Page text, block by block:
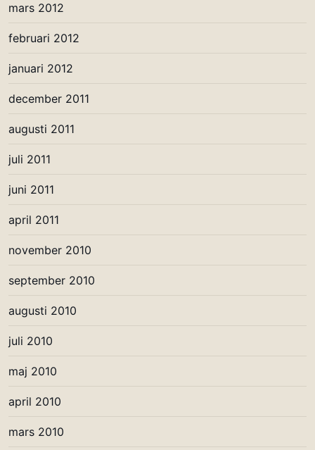
mars 2012
februari 2012
januari 2012
december 2011
augusti 2011
juli 2011
juni 2011
april 2011
november 2010
september 2010
augusti 2010
juli 2010
maj 2010
april 2010
mars 2010